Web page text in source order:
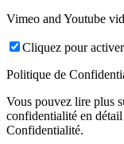
Vimeo and Youtube
Cliquez pour
Politique de
Vous pouvez lire plus
confidentialité en
Confidentialité.